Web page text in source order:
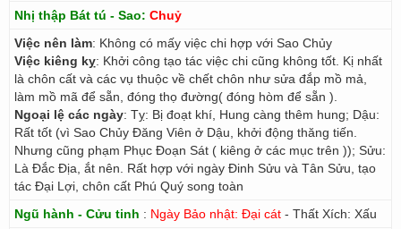
Nhị thập Bát tú - Sao: Chuỷ
Việc nên làm: Không có mấy việc chi hợp với Sao Chủy
Việc kiêng kỵ: Khởi công tạo tác việc chi cũng không tốt. Kị nhất
là chôn cất và các vụ thuộc về chết chôn như sửa đắp mồ mả,
làm mồ mã để sẵn, đóng thọ đường( đóng hòm để sẵn ).
Ngoại lệ các ngày: Tỵ: Bị đoạt khí, Hung càng thêm hung; Dậu:
Rất tốt (vì Sao Chủy Đăng Viên ở Dậu, khởi động thăng tiến.
Nhưng cũng phạm Phục Đoạn Sát ( kiêng ở các mục trên )); Sửu:
Là Đắc Địa, ắt nên. Rất hợp với ngày Đinh Sửu và Tân Sửu, tạo
tác Đại Lợi, chôn cất Phú Quý song toàn
Ngũ hành - Cửu tinh : Ngày Bảo nhật: Đại cát - Thất Xích: Xấu